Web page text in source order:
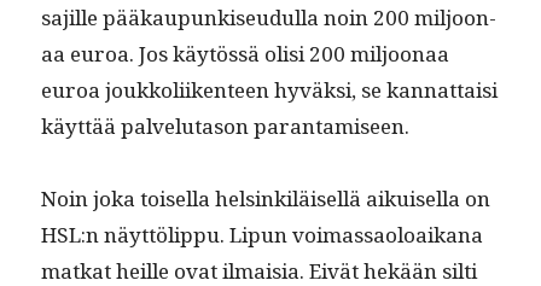
sajille pääkaupunkiseudul­la noin 200 miljoon­
aa euroa. Jos käytössä olisi 200 miljoon­aa
euroa joukkoli­iken­teen hyväk­si, se kan­nat­taisi
käyt­tää palve­lu­ta­son parantamiseen.
Noin joka toisel­la helsinkiläisel­lä aikuisel­la on
HSL:n näyt­tölip­pu. Lipun voimas­saoloaikana
matkat heille ovat ilmaisia. Eivät hekään silti